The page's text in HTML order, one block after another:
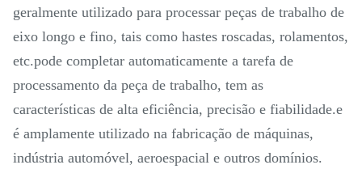
geralmente utilizado para processar peças de trabalho de
eixo longo e fino, tais como hastes roscadas, rolamentos,
etc.pode completar automaticamente a tarefa de
processamento da peça de trabalho, tem as
características de alta eficiência, precisão e fiabilidade.e
é amplamente utilizado na fabricação de máquinas,
indústria automóvel, aeroespacial e outros domínios.